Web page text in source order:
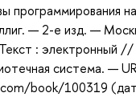
программирования
— 2-е изд. —
: электронный //
система. —
book/100319